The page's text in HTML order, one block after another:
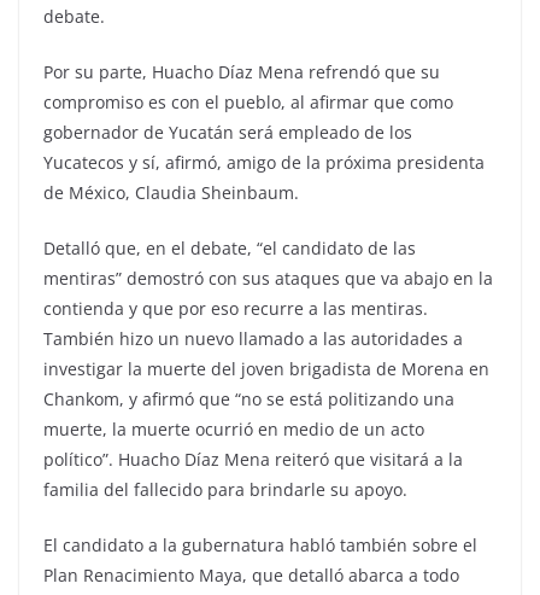
debate.
Por su parte, Huacho Díaz Mena refrendó que su
compromiso es con el pueblo, al afirmar que como
gobernador de Yucatán será empleado de los
Yucatecos y sí, afirmó, amigo de la próxima presidenta
de México, Claudia Sheinbaum.
Detalló que, en el debate, “el candidato de las
mentiras” demostró con sus ataques que va abajo en la
contienda y que por eso recurre a las mentiras.
También hizo un nuevo llamado a las autoridades a
investigar la muerte del joven brigadista de Morena en
Chankom, y afirmó que “no se está politizando una
muerte, la muerte ocurrió en medio de un acto
político”. Huacho Díaz Mena reiteró que visitará a la
familia del fallecido para brindarle su apoyo.
El candidato a la gubernatura habló también sobre el
Plan Renacimiento Maya, que detalló abarca a todo